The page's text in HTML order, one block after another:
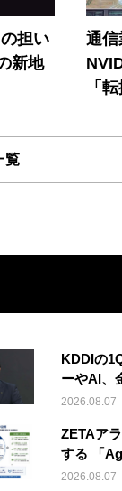
担い
新地
通
「
覧
KDDIの
ーやAI、
2026.08.07
ZETAア
する 「
2026.08.07